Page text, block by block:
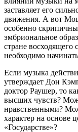
заставляет его
движения. А вот
особенно
эмбриональное
стране восходящего
необходимо
Если музыка
утверждает Дон
доктор Раушер, то
высших чувств?
нравственными?
характер на основе
«Государстве»?